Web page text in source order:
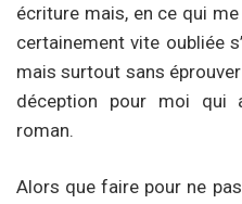
écriture mais, en ce qui
certainement vite oubliée
mais surtout sans
déception pour moi qui
roman.
Alors que faire pour ne